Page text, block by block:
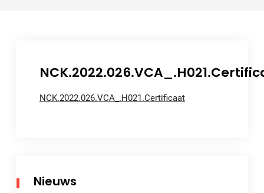
NCK.2022.026.VCA_.H021.Certificaat
Nieuws